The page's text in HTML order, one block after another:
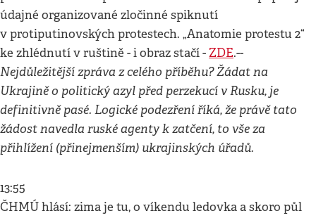
údajné organizované zločinné spiknutí
v protiputinovských protestech. „Anatomie protestu 2“
ke zhlédnutí v ruštině - i obraz stačí -ZDE.--
Nejdůležitější zpráva z celého příběhu? Žádat na
Ukrajině o politický azyl před perzekucí v Rusku, je
definitivně pasé. Logické podezření říká, že právě tato
žádost navedla ruské agenty k zatčení, to vše za
přihlížení (přinejmenším) ukrajinských úřadů.
13:55
ČHMÚ hlásí: zima je tu, o víkendu ledovka a skoro půl